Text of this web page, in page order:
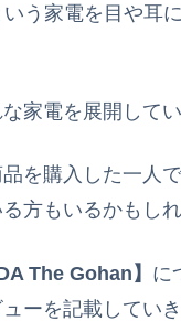
いう家電を目や耳
家電を展開してい
を購入した一人で
方もいるかもしれ
The Gohan】 に
ーを記載してい